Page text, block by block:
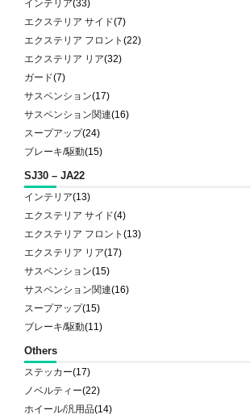
インテリア(33)
エクステリア サイド(7)
エクステリア フロント(22)
エクステリア リア(32)
ガード(7)
サスペンション(17)
サスペンション関連(16)
スープアップ(24)
ブレーキ/駆動(15)
SJ30 – JA22
インテリア(13)
エクステリア サイド(4)
エクステリア フロント(13)
エクステリア リア(17)
サスペンション(15)
サスペンション関連(16)
スープアップ(15)
ブレーキ/駆動(11)
Others
ステッカー(17)
ノベルティー(22)
ホイール/汎用品(14)